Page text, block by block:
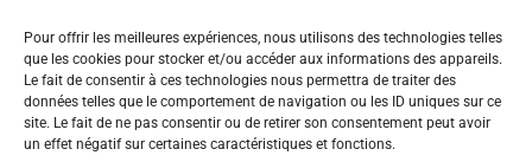
Pour offrir les meilleures expériences, nous utilisons des technologies telles
que les cookies pour stocker et/ou accéder aux informations des appareils.
Le fait de consentir à ces technologies nous permettra de traiter des
données telles que le comportement de navigation ou les ID uniques sur ce
site. Le fait de ne pas consentir ou de retirer son consentement peut avoir
un effet négatif sur certaines caractéristiques et fonctions.
ACB membre du
Réseau EPI Center